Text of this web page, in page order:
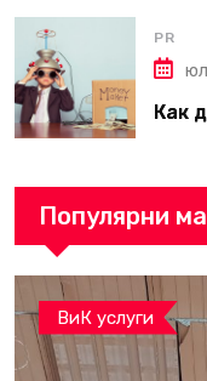
PR
Как
Популярни
ВиК услуги